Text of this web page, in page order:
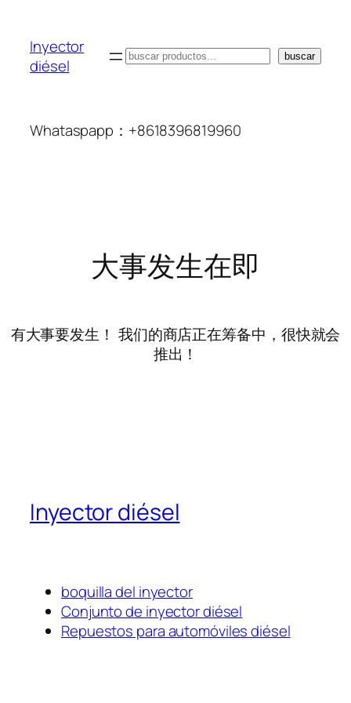
Inyector
diésel
搜
buscar
Whataspapp：+8618396819960
大事发生在即
有大事要发生！ 我们的商店正在筹备中，很快就会
推出！
Inyector diésel
boquilla del inyector
Conjunto de inyector diésel
Repuestos para automóviles diésel